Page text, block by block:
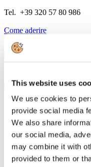
This website uses
We use cookies to
provide social media
We also share
our social media,
may combine it with
provided to them or
Tel. +39 320 57 80 986
Come aderire
Globaldata: in
finanziarie nel
Dettagli